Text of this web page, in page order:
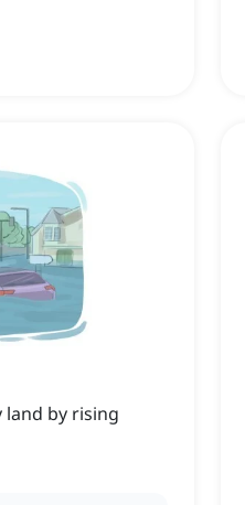
by rising